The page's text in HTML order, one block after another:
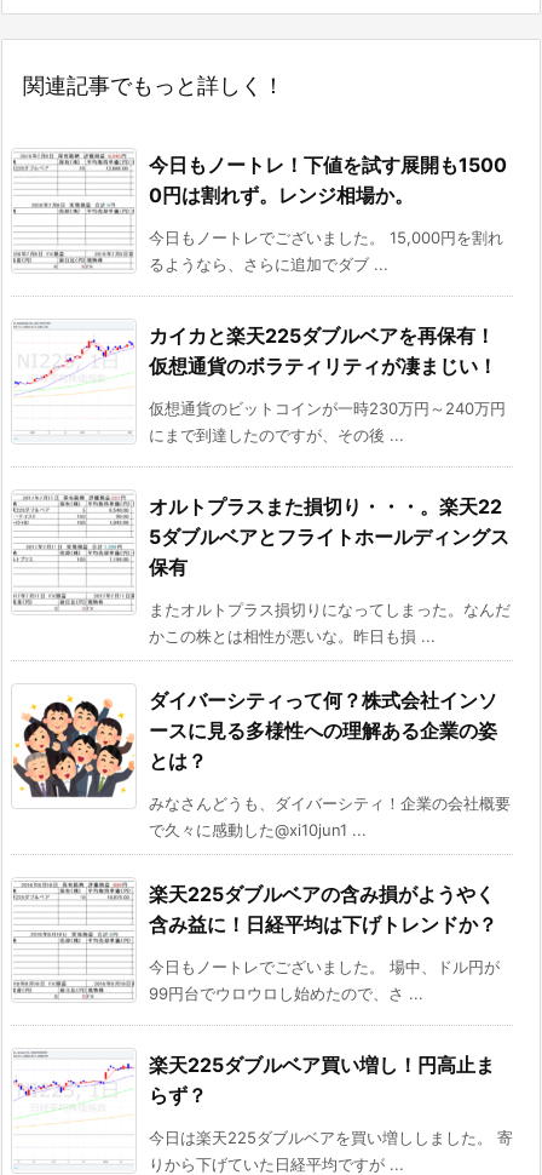
関連記事でもっと詳しく！
今日もノートレ！下値を試す展開も1500
0円は割れず。レンジ相場か。
今日もノートレでございました。 15,000円を割れ
るようなら、さらに追加でダブ ...
カイカと楽天225ダブルベアを再保有！
仮想通貨のボラティリティが凄まじい！
仮想通貨のビットコインが一時230万円～240万円
にまで到達したのですが、その後 ...
オルトプラスまた損切り・・・。楽天22
5ダブルベアとフライトホールディングス
保有
またオルトプラス損切りになってしまった。なんだ
かこの株とは相性が悪いな。昨日も損 ...
ダイバーシティって何？株式会社インソ
ースに見る多様性への理解ある企業の姿
とは？
みなさんどうも、ダイバーシティ！企業の会社概要
で久々に感動した@xi10jun1 ...
楽天225ダブルベアの含み損がようやく
含み益に！日経平均は下げトレンドか？
今日もノートレでございました。 場中、ドル円が
99円台でウロウロし始めたので、さ ...
楽天225ダブルベア買い増し！円高止ま
らず？
今日は楽天225ダブルベアを買い増ししました。 寄
りから下げていた日経平均ですが ...